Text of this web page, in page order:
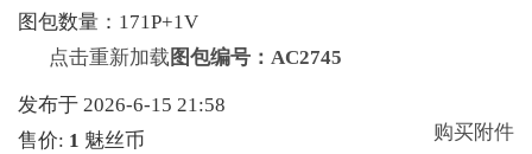
图包数量：171P+1V
点击重新加载 图包编号：AC2745
发布于 2026-6-15 21:58
售价: 1 魅丝币 购买附件